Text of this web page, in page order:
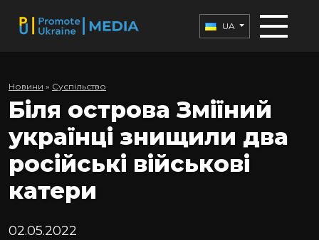
UA
Новини » Суспільство
Біля острова Зміїний
українці знищили два
російські військові
катери
02.05.2022